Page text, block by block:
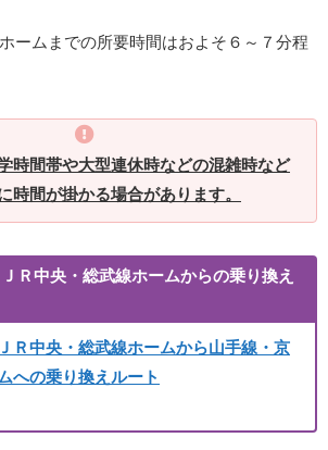
ームまでの所要時間はおよそ６～７分程
時間帯や大型連休時などの混雑時など
時間が掛かる場合があります。
ＪＲ中央・総武線ホームからの乗り換え
Ｒ中央・総武線ホームから山手線・京
への乗り換えルート